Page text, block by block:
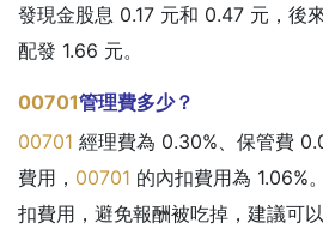
發現金股息 0.17 元和 0.47 元，後
配發 1.66 元。
00701管理費多少？
00701 經理費為 0.30%、保管費
費用， 00701 的內扣費用為 1.06%
扣費用，避免報酬被吃掉，建議可